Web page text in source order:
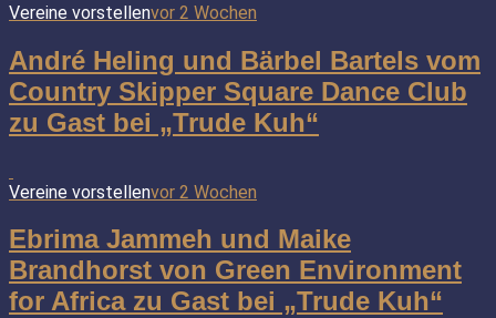
Vereine vorstellenvor 2 Wochen
André Heling und Bärbel Bartels vom
Country Skipper Square Dance Club
zu Gast bei „Trude Kuh“
Vereine vorstellenvor 2 Wochen
Ebrima Jammeh und Maike
Brandhorst von Green Environment
for Africa zu Gast bei „Trude Kuh“